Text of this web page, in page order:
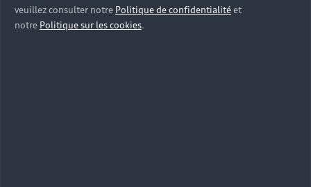
veuillez consulter notre Politique de confidentialitéet
notre Politique sur les cookies.